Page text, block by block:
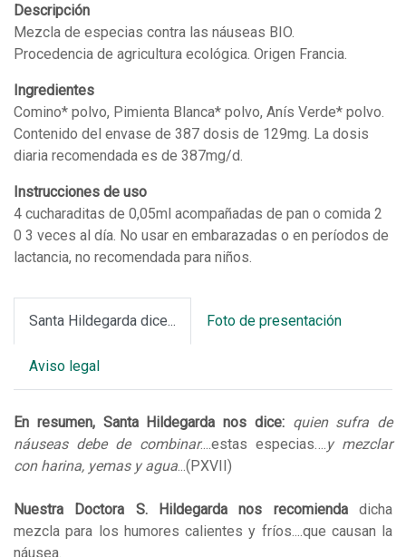
Descripción
Mezcla de especias contra las náuseas BIO.
Procedencia de agricultura ecológica. Origen Francia.
Ingredientes
Comino* polvo, Pimienta Blanca* polvo, Anís Verde* polvo.
Contenido del envase de 387 dosis de 129mg. La dosis
diaria recomendada es de 387mg/d.
Instrucciones de uso
4 cucharaditas de 0,05ml acompañadas de pan o comida 2
0 3 veces al día. No usar en embarazadas o en períodos de
lactancia, no recomendada para niños.
Santa Hildegarda dice... Foto de presentación
Aviso legal
En resumen, Santa Hildegarda nos dice: quien sufra de
náuseas debe de combinar....estas especias….y mezclar
con harina, yemas y agua...(PXVII)
Nuestra Doctora S. Hildegarda nos recomiendadicha
mezcla para los humores calientes y fríos....que causan la
náusea.